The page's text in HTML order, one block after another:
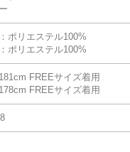
ポリエステル100%
ポリエステル100%
FREEサイズ着用
FREEサイズ着用